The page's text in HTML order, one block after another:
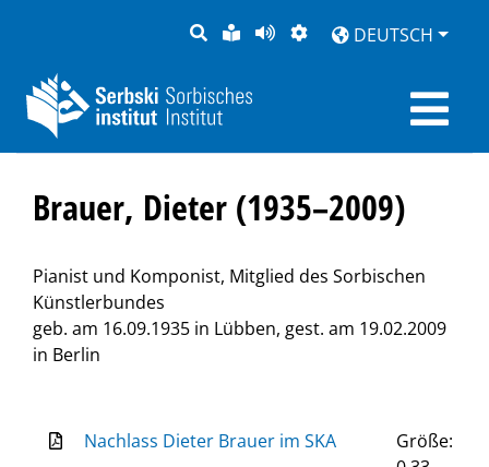
SUCHELEICHTE
SPRACHE
SEITEDARSTELLUNG
DEUTSCH
Brauer, Dieter (1935–2009)
Pianist und Komponist, Mitglied des Sorbischen
Künstlerbundes
geb. am 16.09.1935 in Lübben, gest. am 19.02.2009
in Berlin
Nachlass Dieter Brauer im SKA
Größe: